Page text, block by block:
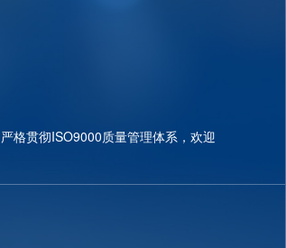
格贯彻ISO9000质量管理体系，欢迎